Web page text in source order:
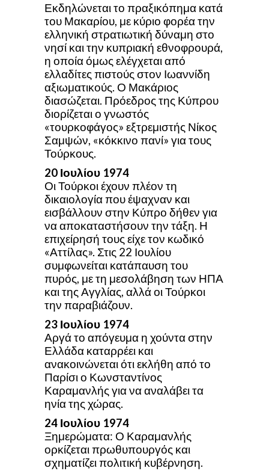
Εκδηλώνεται το πραξικόπημα κατά
του Μακαρίου, με κύριο φορέα την
ελληνική στρατιωτική δύναμη στο
νησί και την κυπριακή εθνοφρουρά,
η οποία όμως ελέγχεται από
ελλαδίτες πιστούς στον Ιωαννίδη
αξιωματικούς. Ο Μακάριος
διασώζεται. Πρόεδρος της Κύπρου
διορίζεται ο γνωστός
«τουρκοφάγος» εξτρεμιστής Νίκος
Σαμψών, «κόκκινο πανί» για τους
Τούρκους.
20 Ιουλίου 1974
Οι Τούρκοι έχουν πλέον τη
δικαιολογία που έψαχναν και
εισβάλλουν στην Κύπρο δήθεν για
να αποκαταστήσουν την τάξη. Η
επιχείρησή τους είχε τον κωδικό
«Αττίλας». Στις 22 Ιουλίου
συμφωνείται κατάπαυση του
πυρός, με τη μεσολάβηση των ΗΠΑ
και της Αγγλίας, αλλά οι Τούρκοι
την παραβιάζουν.
23 Ιουλίου 1974
Αργά το απόγευμα η χούντα στην
Ελλάδα καταρρέει και
ανακοινώνεται ότι εκλήθη από το
Παρίσι ο Κωνσταντίνος
Καραμανλής για να αναλάβει τα
ηνία της χώρας.
24 Ιουλίου 1974
Ξημερώματα: Ο Καραμανλής
ορκίζεται πρωθυπουργός και
σχηματίζει πολιτική κυβέρνηση.